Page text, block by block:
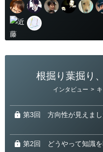
根掘り葉掘り
リ
ー
インタビュー >
第3回 方向性が見えま
第2回 どうやって知識